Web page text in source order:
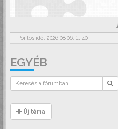
Pontos idő: 2026.08.06. 11:40
EGYÉB
Új téma